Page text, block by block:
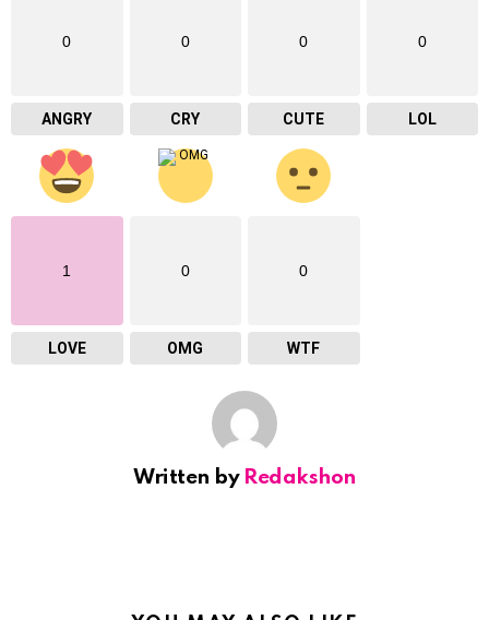
0
ANGRY
0
CRY
0
CUTE
0
LOL
1
LOVE
0
OMG
0
WTF
Written by Redakshon